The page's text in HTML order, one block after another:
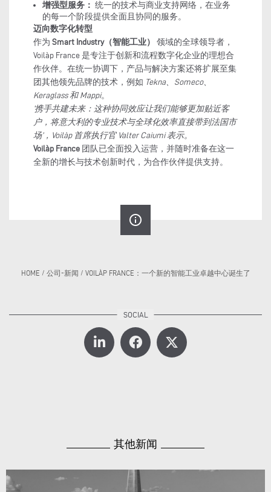
增强型服务： 统一的技术与商业支持网络，在业务
的每一个阶段提供全面且协同的服务。
迈向数字化转型
作为 Smart Industry（智能工业）
领域的全球领导者，
Voilàp France 是专注于创新和流程数字化企业的理想合
作伙伴。在统一协调下，产品与解决方案还将扩展至集
团其他领先品牌的技术，例如 Tekna、Someco、
Keraglass 和 Mappi。
‘携手共建未来：这种协同效应让我们能够更加贴近客
户，将意大利的专业技术与全球化效率直接带到法国市
场’，Voilàp 首席执行官 Valter Caiumi 表示。
Voilàp France 团队已全面投入运营，并随时准备在这一
全新的增长与技术创新时代，为合作伙伴提供支持。
info_outline
HOME / 公司-新闻 / VOILÀP FRANCE：一个新的智能工业卓越中心诞生了
其他新闻